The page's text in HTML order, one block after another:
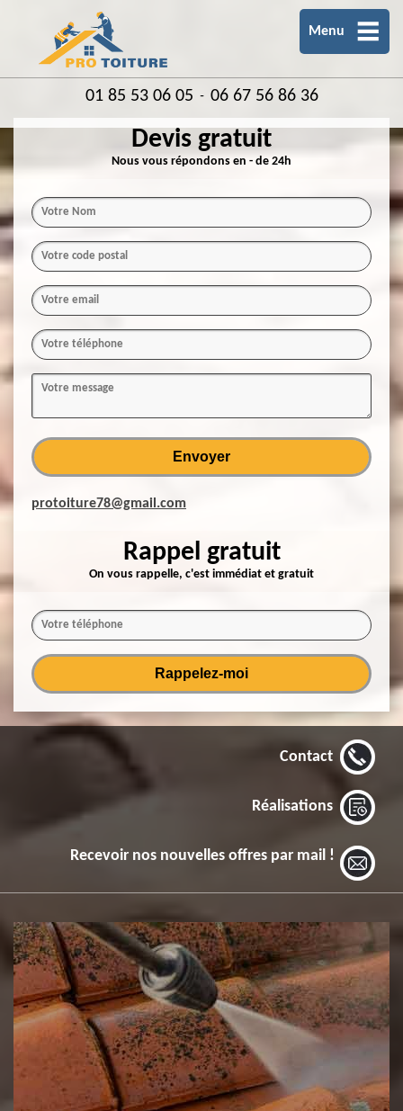
Menu
01 85 53 06 05 - 06 67 56 86 36
Devis gratuit
Nous vous répondons en - de 24h
protoiture78@gmail.com
Rappel gratuit
On vous rappelle, c'est immédiat et gratuit
Contact
Réalisations
Recevoir nos nouvelles offres par mail !